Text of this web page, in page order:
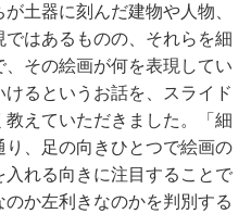
土器に刻んだ建物や人物、
はあるものの、それらを細
その絵画が何を表現してい
るというお話を、スライド
えていただきました。「細
、足の向きひとつで絵画の
れる向きに注目することで
か左利きなのかを判別する